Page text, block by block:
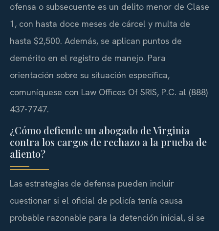
ofensa o subsecuente es un delito menor de Clase
1, con hasta doce meses de cárcel y multa de
hasta $2,500. Además, se aplican puntos de
demérito en el registro de manejo. Para
orientación sobre su situación específica,
comuníquese con Law Offices Of SRIS, P.C. al (888)
437-7747.
¿Cómo defiende un abogado de Virginia
contra los cargos de rechazo a la prueba de
aliento?
Las estrategias de defensa pueden incluir
cuestionar si el oficial de policía tenía causa
probable razonable para la detención inicial, si se